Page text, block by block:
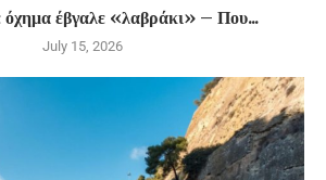
όχημα έβγαλε «λαβράκι» – Που...
July 15, 2026